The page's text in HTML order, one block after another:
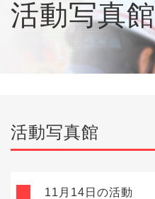
活動写真館
活動写真館
11月14日の活動